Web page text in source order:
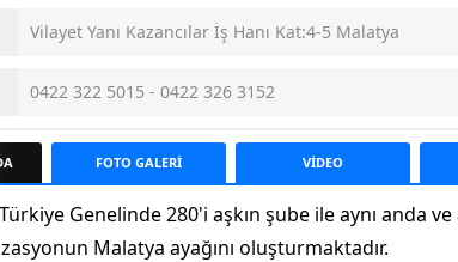
Vilayet Yanı Kazancılar İş Hanı Kat:4-5 Malatya
0422 322 5015 - 0422 326 3152
FOTO GALERİ VİDEO
Genelinde 280'i aşkın şube ile aynı anda
Malatya ayağını oluşturmaktadır.